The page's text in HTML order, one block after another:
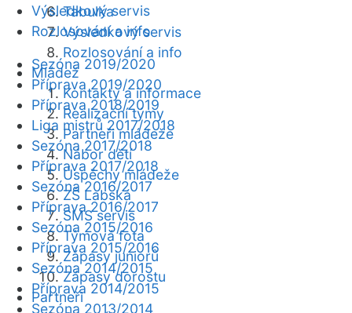
Tabulka
Výsledkový servis
Rozlosování a info
Mládež
Kontakty a informace
Realizační týmy
Partneři mládeže
Nábor dětí
Úspěchy mládeže
ZŠ Labská
SMS servis
Týmová fota
Zápasy juniorů
Zápasy dorostu
Partneři
Výsledkový servis
Rozlosování a info
Sezóna 2019/2020
Příprava 2019/2020
Příprava 2018/2019
Liga mistrů 2017/2018
Sezóna 2017/2018
Příprava 2017/2018
Sezóna 2016/2017
Příprava 2016/2017
Sezóna 2015/2016
Příprava 2015/2016
Sezóna 2014/2015
Příprava 2014/2015
Sezóna 2013/2014